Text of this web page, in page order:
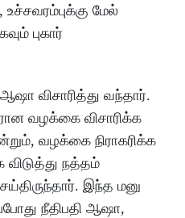
உச்சவரம்புக்கு மேல்
புகார்
விசாரித்து வந்தார்.
வழக்கை விசாரிக்க
வழக்கை நிராகரிக்க
நத்தம்
இந்த மனு
நீதிபதி ஆஷா,